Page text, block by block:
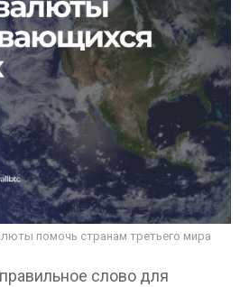
помочь странам третьего мира
слово для